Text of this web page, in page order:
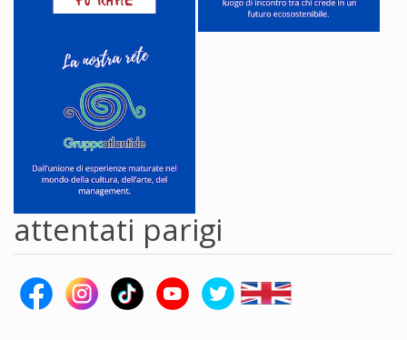
attentati parigi